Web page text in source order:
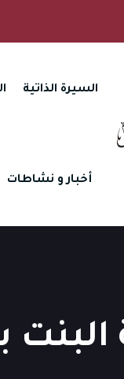
السيرة الذاتية
أخبار و نشاطات